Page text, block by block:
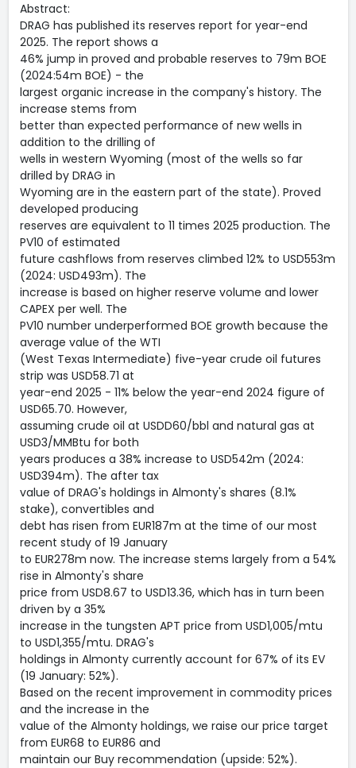
Abstract:
DRAG has published its reserves report for year-end
2025. The report shows a
46% jump in proved and probable reserves to 79m BOE
(2024:54m BOE) - the
largest organic increase in the company's history. The
increase stems from
better than expected performance of new wells in
addition to the drilling of
wells in western Wyoming (most of the wells so far
drilled by DRAG in
Wyoming are in the eastern part of the state). Proved
developed producing
reserves are equivalent to 11 times 2025 production. The
PV10 of estimated
future cashflows from reserves climbed 12% to USD553m
(2024: USD493m). The
increase is based on higher reserve volume and lower
CAPEX per well. The
PV10 number underperformed BOE growth because the
average value of the WTI
(West Texas Intermediate) five-year crude oil futures
strip was USD58.71 at
year-end 2025 - 11% below the year-end 2024 figure of
USD65.70. However,
assuming crude oil at USDD60/bbl and natural gas at
USD3/MMBtu for both
years produces a 38% increase to USD542m (2024:
USD394m). The after tax
value of DRAG's holdings in Almonty's shares (8.1%
stake), convertibles and
debt has risen from EUR187m at the time of our most
recent study of 19 January
to EUR278m now. The increase stems largely from a 54%
rise in Almonty's share
price from USD8.67 to USD13.36, which has in turn been
driven by a 35%
increase in the tungsten APT price from USD1,005/mtu
to USD1,355/mtu. DRAG's
holdings in Almonty currently account for 67% of its EV
(19 January: 52%).
Based on the recent improvement in commodity prices
and the increase in the
value of the Almonty holdings, we raise our price target
from EUR68 to EUR86 and
maintain our Buy recommendation (upside: 52%).